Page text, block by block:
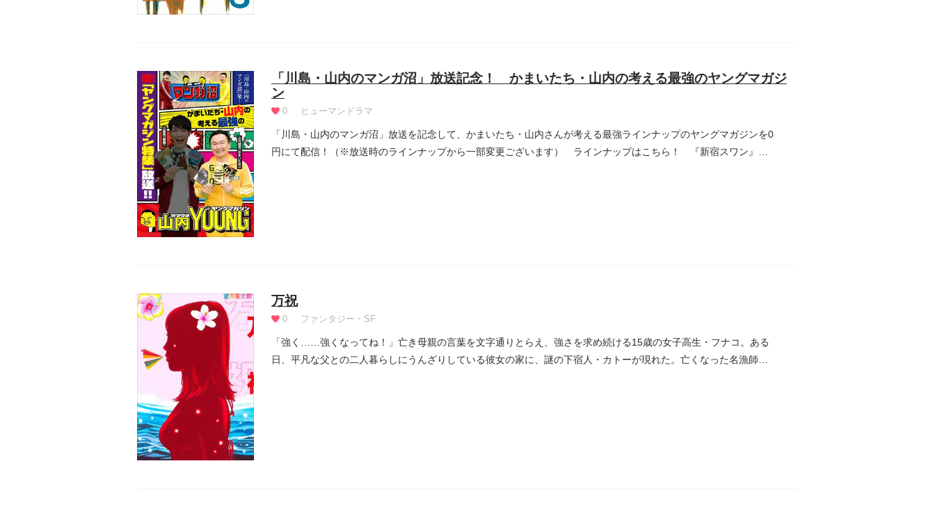
「川島・山内のマンガ沼」放送記念！ かまいたち・山内の考える最強のヤングマガジ
ン
0 ヒューマンドラマ
「川島・山内のマンガ沼」放送を記念して、かまいたち・山内さんが考える最強ラインナップのヤングマガジンを0
円にて配信！（※放送時のラインナップから一部変更ございます） ラインナップはこちら！ 『新宿スワン』／
万祝
0 ファンタジー・SF
「強く……強くなってね！」亡き母親の言葉を文字通りとらえ、強さを求め続ける15歳の女子高生・フナコ。ある
日、平凡な父との二人暮らしにうんざりしている彼女の家に、謎の下宿人・カトーが現れた。亡くなった名漁師の